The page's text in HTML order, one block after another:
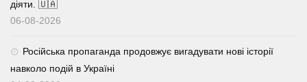
діяти. 🇺🇦
06-08-2026
Російська пропаганда продовжує вигадувати нові історії
навколо подій в Україні